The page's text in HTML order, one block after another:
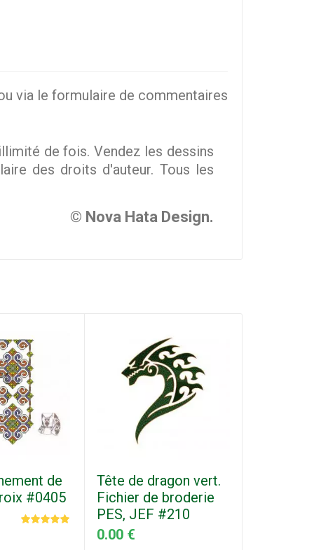
via le formulaire de commentaires
de fois. Vendez les dessins
des droits d'auteur. Tous les
© Nova Hata Design.
de
#0405
Tête de dragon vert.
Fichier de broderie
PES, JEF #210
0.00 €